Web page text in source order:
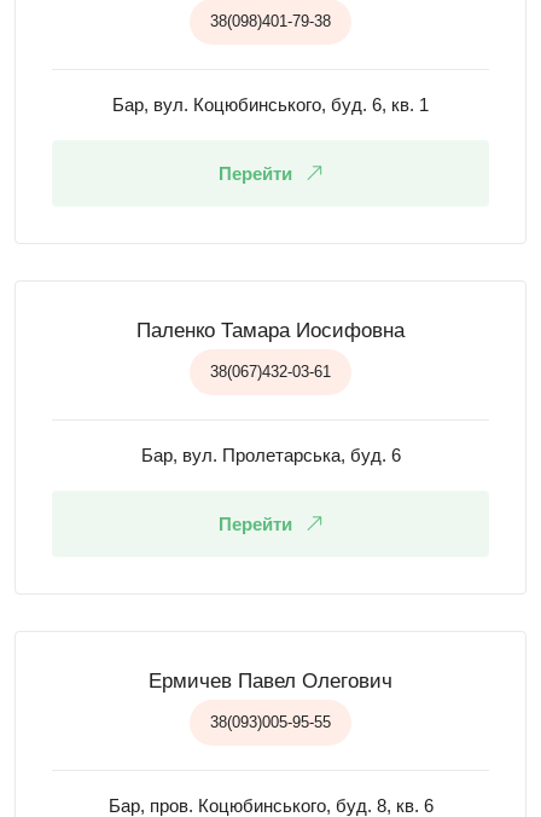
38(098)401-79-38
Бар, вул. Коцюбинського, буд. 6, кв. 1
Перейти
Паленко Тамара Иосифовна
38(067)432-03-61
Бар, вул. Пролетарська, буд. 6
Перейти
Ермичев Павел Олегович
38(093)005-95-55
Бар, пров. Коцюбинського, буд. 8, кв. 6